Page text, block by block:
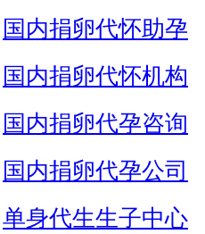
国内捐卵代怀助孕
国内捐卵代怀机构
国内捐卵代孕咨询
国内捐卵代孕公司
单身代生生子中心